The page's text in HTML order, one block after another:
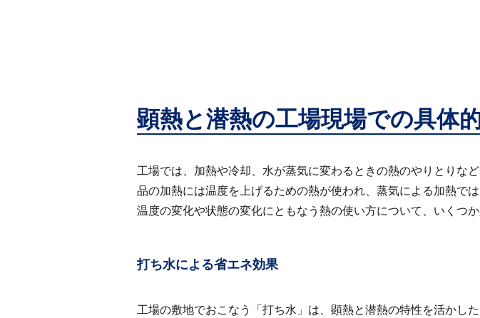
顕熱と潜熱の工場現場での具体
工場では、加熱や冷却、水が蒸気に変わるときの熱のやりとりな
品の加熱には温度を上げるための熱が使われ、蒸気による加熱で
温度の変化や状態の変化にともなう熱の使い方について、いくつか
打ち水による省エネ効果
工場の敷地でおこなう「打ち水」は、顕熱と潜熱の特性を活かし